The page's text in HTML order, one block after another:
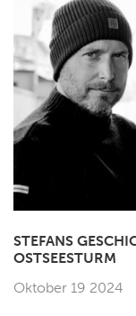
STEFANS
OSTSEESTURM
Oktober 19 2024